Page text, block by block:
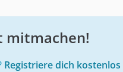
mitmachen!
Registriere dich kostenlos